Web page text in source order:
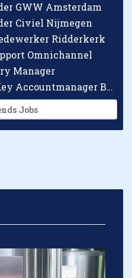
GWW Amsterdam
Civiel Nijmegen
Ridderkerk
Omnichannel
Manager
Checkpoint Systems Key Accountmanager Benelux
Jobs